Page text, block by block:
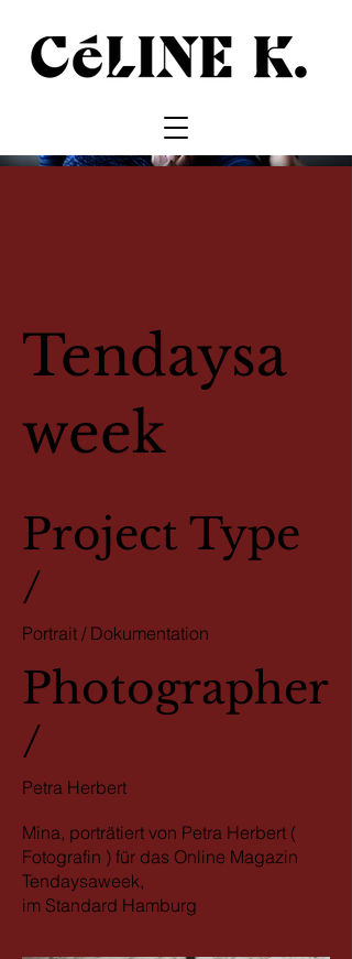
Tendaysa
week
Project Type
/
Portrait / Dokumentation
Photographer
/
Petra Herbert
Mina, porträtiert von Petra Herbert (
Fotografin ) für das Online Magazin
Tendaysaweek,
im Standard Hamburg